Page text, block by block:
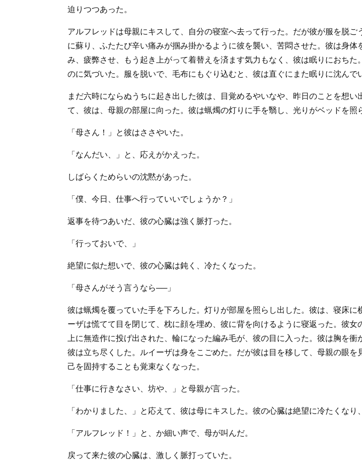
迫りつつあった。
アルフレッドは母親にキスして、自分の寝室へ去って行った。だが彼が服を脱
に蘇り、ふたたび辛い痛みが掴み掛かるように彼を襲い、苦悶させた。彼は身
み、疲弊させ、もう起き上がって着替えを済ます気力もなく、彼は眠りにおち
のに気づいた。服を脱いで、毛布にもぐり込むと、彼は直ぐにまた眠りに沈んで
まだ六時にならぬうちに起き出した彼は、目覚めるやいなや、昨日のことを想
て、彼は、母親の部屋に向った。彼は蝋燭の灯りに手を翳し、光りがベッドを照
「母さん！」と彼はささやいた。
「なんだい、」と、応えがかえった。
しばらくためらいの沈黙があった。
「僕、今日、仕事へ行っていいでしょうか？」
返事を待つあいだ、彼の心臓は強く脈打った。
「行っておいで、」
絶望に似た想いで、彼の心臓は鈍く、冷たくなった。
「母さんがそう言うなら──」
彼は蝋燭を覆っていた手を下ろした。灯りが部屋を照らし出した。彼は、寝床
ーザは慌てて目を閉じて、枕に顔を埋め、彼に背を向けるように寝返った。彼
上に無造作に投げ出された、輪になった編み毛が、彼の目に入った。彼は胸を
彼は立ち尽くした。ルイーザは身をこごめた。だが彼は目を移して、母親の眼
己を固持することも覚束なくなった。
「仕事に行きなさい、坊や、」と母親が言った。
「わかりました、」と応えて、彼は母にキスした。彼の心臓は絶望に冷たくな
「アルフレッド！」と、か細い声で、母が叫んだ。
戻って来た彼の心臓は、激しく脈打っていた。